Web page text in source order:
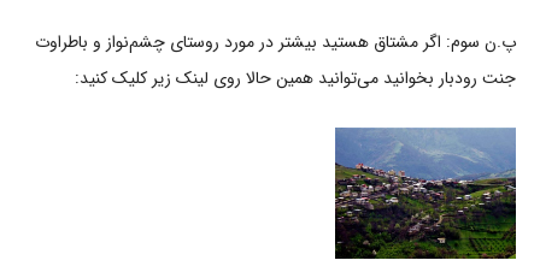
پ.ن سوم: اگر مشتاق هستید بیشتر در مورد روستای چشم‌نواز و باطراوت
جنت رودبار بخوانید می‌توانید همین حالا روی لینک زیر کلیک کنید: